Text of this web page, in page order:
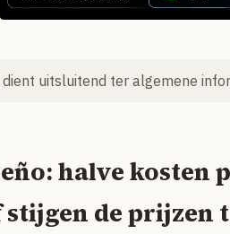
uitsluitend ter algemene
halve
de prijzen